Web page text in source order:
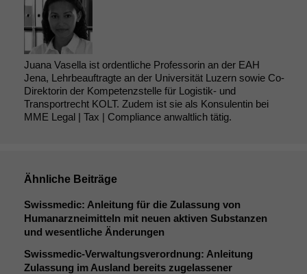
Juana Vasella ist ordentliche Professorin an der EAH
Jena, Lehrbeauftragte an der Universität Luzern sowie Co-
Direktorin der Kompetenzstelle für Logistik- und
Transportrecht KOLT. Zudem ist sie als Konsulentin bei
MME Legal | Tax | Compliance anwaltlich tätig.
Ähnliche Beiträge
Swissmedic: Anleitung für die Zulassung von
Humanarzneimitteln mit neuen aktiven Substanzen
und wesentliche Änderungen
Swissmedic-Verwaltungsverordnung: Anleitung
Zulassung im Ausland bereits zugelassener